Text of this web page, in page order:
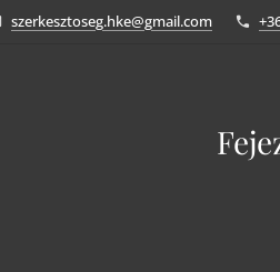
szerkesztoseg.hke@gmail.com